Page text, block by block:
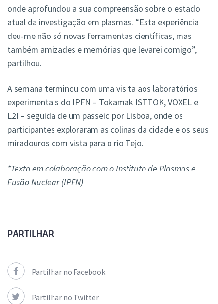
onde aprofundou a sua compreensão sobre o estado
atual da investigação em plasmas. “Esta experiência
deu-me não só novas ferramentas científicas, mas
também amizades e memórias que levarei comigo”,
partilhou.
A semana terminou com uma visita aos laboratórios
experimentais do IPFN – Tokamak ISTTOK, VOXEL e
L2I – seguida de um passeio por Lisboa, onde os
participantes exploraram as colinas da cidade e os seus
miradouros com vista para o rio Tejo.
*Texto em colaboração com o Instituto de Plasmas e
Fusão Nuclear (IPFN)
PARTILHAR
Partilhar no Facebook
Partilhar no Twitter